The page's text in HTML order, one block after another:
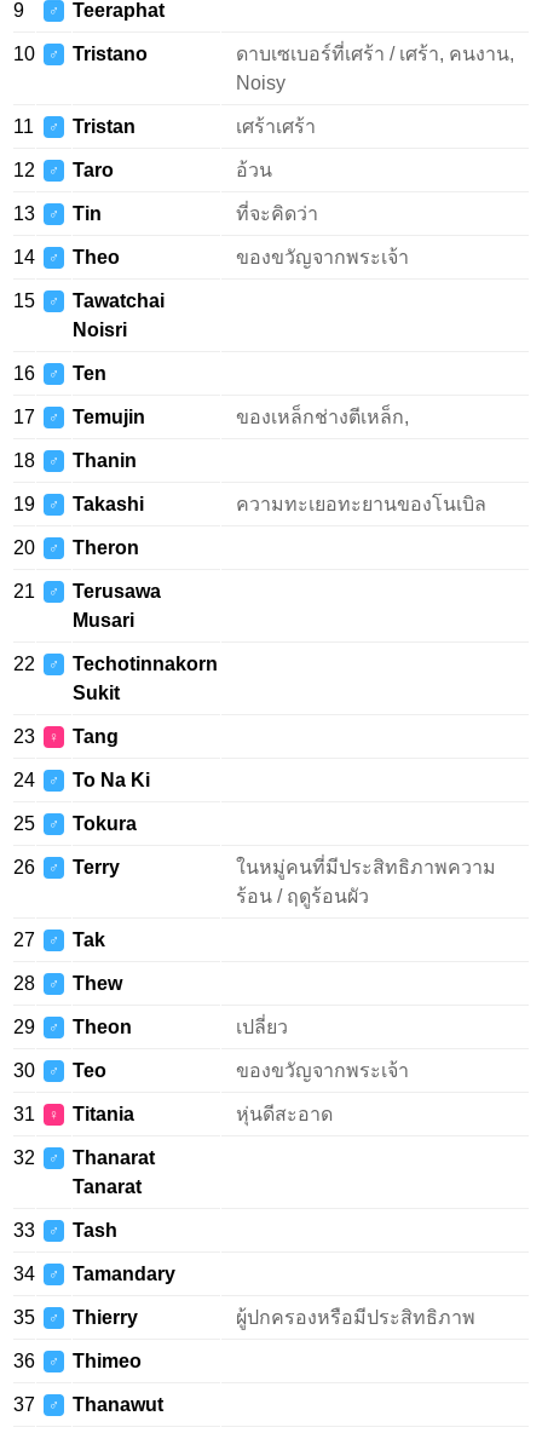
9 ♂ Teeraphat
10 ♂ Tristano
ดาบเซเบอร์ที่เศร้า / เศร้า, คนงาน,
Noisy
11 ♂ Tristan เศร้าเศร้า
12 ♂ Taro อ้วน
13 ♂ Tin ที่จะคิดว่า
14 ♂ Theo ของขวัญจากพระเจ้า
15 ♂
Tawatchai
Noisri
16 ♂ Ten
17 ♂ Temujin ของเหล็กช่างตีเหล็ก,
18 ♂ Thanin
19 ♂ Takashi ความทะเยอทะยานของโนเบิล
20 ♂ Theron
21 ♂
Terusawa
Musari
22 ♂
Techotinnakorn
Sukit
23 ♀ Tang
24 ♂ To Na Ki
25 ♂ Tokura
26 ♂ Terry
ในหมู่คนที่มีประสิทธิภาพความ
ร้อน / ฤดูร้อนผัว
27 ♂ Tak
28 ♂ Thew
29 ♂ Theon เปลี่ยว
30 ♂ Teo ของขวัญจากพระเจ้า
31 ♀ Titania หุ่นดีสะอาด
32 ♂
Thanarat
Tanarat
33 ♂ Tash
34 ♂ Tamandary
35 ♂ Thierry ผู้ปกครองหรือมีประสิทธิภาพ
36 ♂ Thimeo
37 ♂ Thanawut